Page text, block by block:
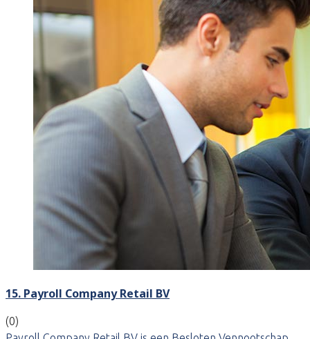
15. Payroll Company Retail BV
(0)